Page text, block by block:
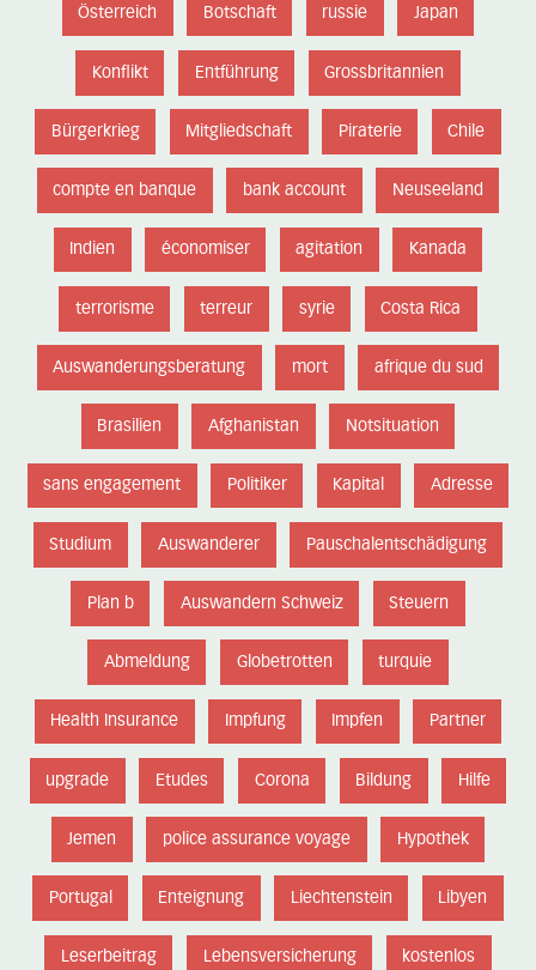
Österreich Botschaft russie Japan
Konflikt Entführung Grossbritannien
Bürgerkrieg Mitgliedschaft Piraterie Chile
compte en banque bank account Neuseeland
Indien économiser agitation Kanada
terrorisme terreur syrie Costa Rica
Auswanderungsberatung mort afrique du sud
Brasilien Afghanistan Notsituation
sans engagement Politiker Kapital Adresse
Studium Auswanderer Pauschalentschädigung
Plan b Auswandern Schweiz Steuern
Abmeldung Globetrotten turquie
Health Insurance Impfung Impfen Partner
upgrade Etudes Corona Bildung Hilfe
Jemen police assurance voyage Hypothek
Portugal Enteignung Liechtenstein Libyen
Leserbeitrag Lebensversicherung kostenlos